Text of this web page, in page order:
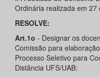
Ordinária realizada em
RESOLVE:
Art.1o - Designar os
Comissão para
Processo Seletivo para
Distância UFS/UAB: